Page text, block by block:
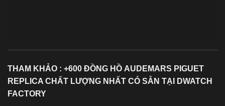
THAM KHẢO : +600 ĐỒNG HỒ AUDEMARS PIGUET
REPLICA CHẤT LƯỢNG NHẤT CÓ SẴN TẠI DWATCH
FACTORY